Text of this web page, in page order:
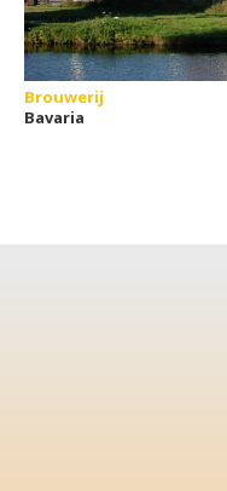
Brouwerij
Bavaria